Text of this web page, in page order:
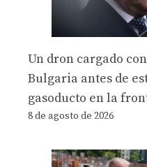
Un dron cargado
Bulgaria antes de
gasoducto en la
8 de agosto de 2026